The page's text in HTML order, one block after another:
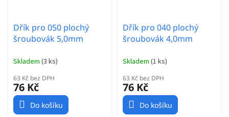
Dřík pro 050 plochý
šroubovák 5,0mm
Skladem (3 ks)
63 Kč bez DPH
76 Kč
Do košíku
Dřík pro 040 plochý
šroubovák 4,0mm
Skladem (1 ks)
63 Kč bez DPH
76 Kč
Do košíku